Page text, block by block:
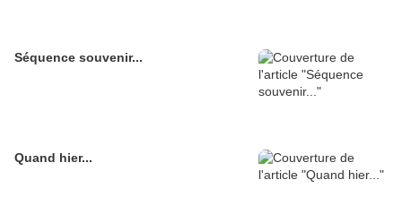
Séquence souvenir...
Quand hier...